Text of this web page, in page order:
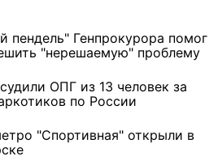
пендель" Генпрокурора помог
"нерешаемую" проблему
ОПГ из 13 человек за
по России
"Спортивная" открыли в